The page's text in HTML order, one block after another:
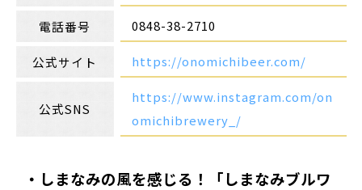
電話番号 0848-38-2710
公式サイト https://onomichibeer.com/
公式SNS
https://www.instagram.com/on
omichibrewery_/
・しまなみの風を感じる！「しまなみブルワ